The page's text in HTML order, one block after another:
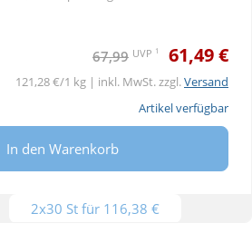
67,99 UVP 1 61,49 €
121,28 €/1 kg | inkl. MwSt. zzgl.Versand
Artikel verfügbar
In den Warenkorb
2x30 St für 116,38 €